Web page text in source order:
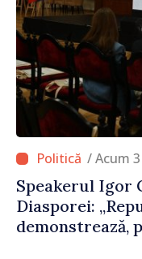
/ Acum
Speakerul Igor
Diasporei:
demonstrează,